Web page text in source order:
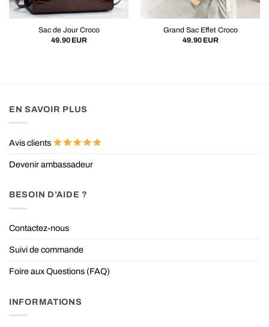
Sac de Jour Croco
49.90 EUR
Grand Sac Effet Croco
49.90 EUR
EN SAVOIR PLUS
Avis clients
Devenir ambassadeur
BESOIN D’AIDE ?
Contactez-nous
Suivi de commande
Foire aux Questions (FAQ)
INFORMATIONS